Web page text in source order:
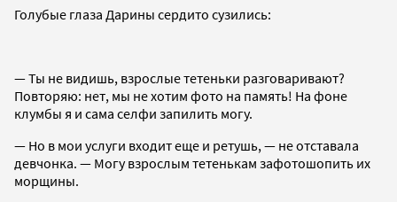
Голубые глаза Дарины сердито сузились:
— Ты не видишь, взрослые тетеньки разговаривают?
Повторяю: нет, мы не хотим фото на память! На фоне
клумбы я и сама селфи запилить могу.
— Но в мои услуги входит еще и ретушь, — не отставала
девчонка. — Могу взрослым тетенькам зафотошопить их
морщины.